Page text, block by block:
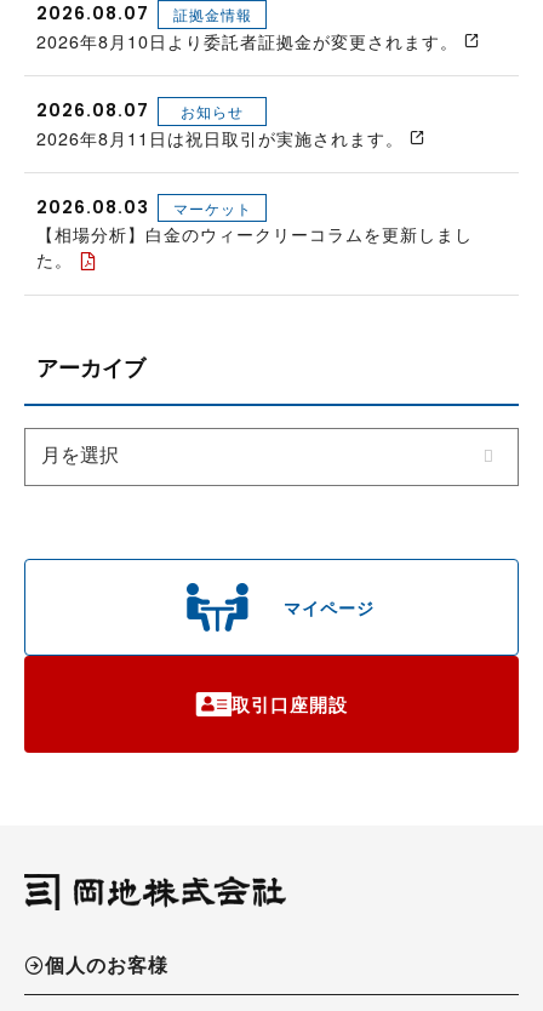
マイページ
取引口座開設
2026.08.07 証拠金情報
2026年8月10日より委託者証拠金が変更されます。
2026.08.07 お知らせ
2026年8月11日は祝日取引が実施されます。
2026.08.03 マーケット
【相場分析】白金のウィークリーコラムを更新しまし
た。
アーカイブ
個人のお客様